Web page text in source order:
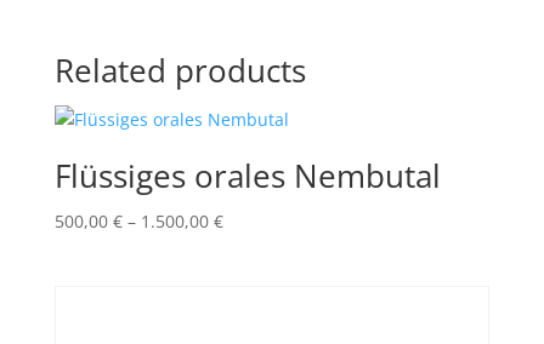
Related products
Flüssiges orales Nembutal
500,00 € – 1.500,00 €Price